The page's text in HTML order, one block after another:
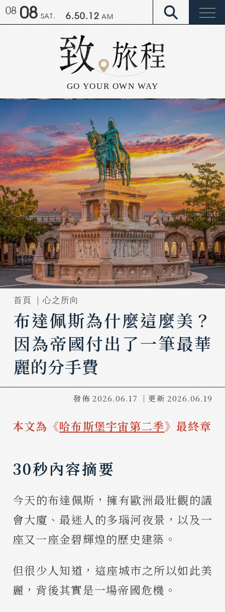
6.50.20 AM
08 08 SAT.
GO
首頁 ｜心之所向
布達佩斯為什麼這麼美？
因為帝國付出了一筆最華
麗的分手費
發佈 2026.06.17 ｜更新 2026.06.19
本文為《哈布斯堡宇宙第二季》最終章
30秒內容摘要
今天的布達佩斯，擁有歐洲最壯觀的議
會大廈、最迷人的多瑙河夜景，以及一
座又一座金碧輝煌的歷史建築。
但很少人知道，這座城市之所以如此美
麗，背後其實是一場帝國危機。